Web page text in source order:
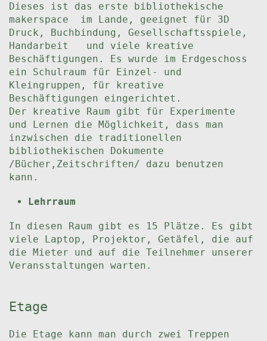
Dieses ist das erste bibliothekische
makerspace im Lande, geeignet für 3D
Druck, Buchbindung, Gesellschaftsspiele,
Handarbeit und viele kreative
Beschäftigungen. Es wurde im Erdgeschoss
ein Schulraum für Einzel- und
Kleingruppen, für kreative
Beschäftigungen eingerichtet.
Der kreative Raum gibt für Experimente
und Lernen die Möglichkeit, dass man
inzwischen die traditionellen
bibliothekischen Dokumente
/Bücher,Zeitschriften/ dazu benutzen
kann.
Lehrraum
In diesen Raum gibt es 15 Plätze. Es gibt
viele Laptop, Projektor, Getäfel, die auf
die Mieter und auf die Teilnehmer unserer
Veransstaltungen warten.
Etage
Die Etage kann man durch zwei Treppen